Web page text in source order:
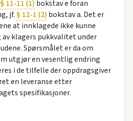
§ 11-11 (1) bokstav e foran
jf. § 12-1 (2) bokstav a. Det er
at innklagede ikke kunne
av klagers pukkvalitet under
Spørsmålet er da om
utgjør en vesentlig endring
i de tilfelle der oppdragsgiver
en leveranse etter
spesifikasjoner.